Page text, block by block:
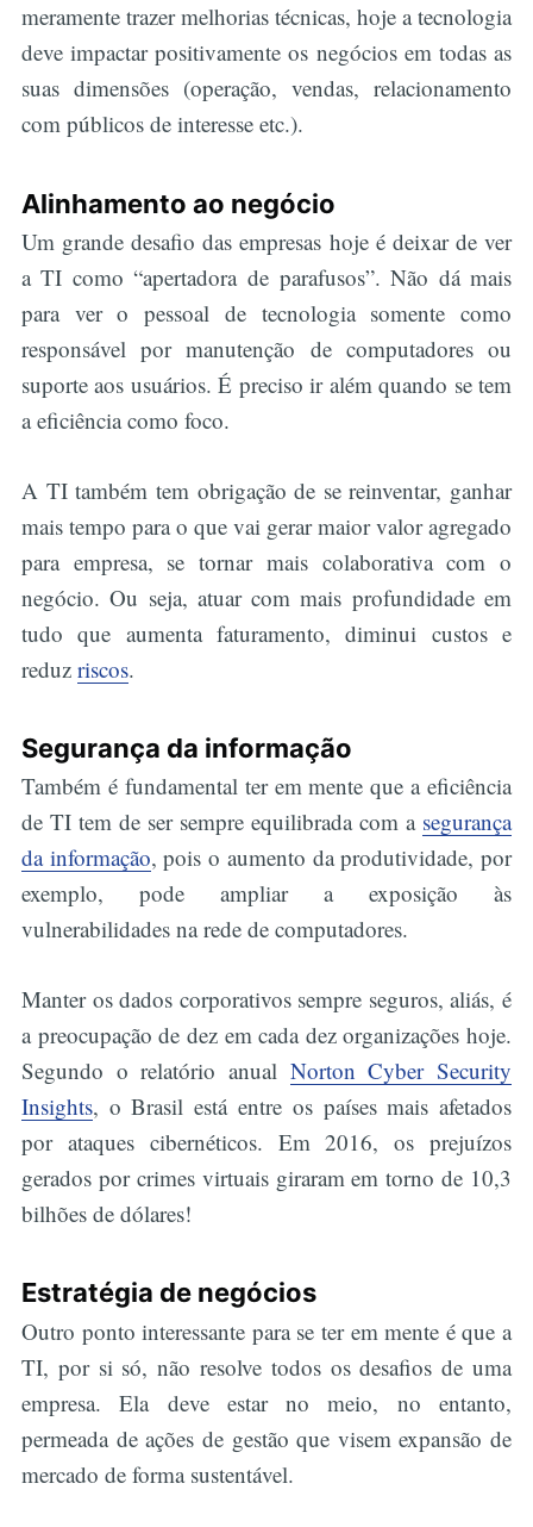
meramente trazer melhorias técnicas, hoje a tecnologia
deve impactar positivamente os negócios em todas as
suas dimensões (operação, vendas, relacionamento
com públicos de interesse etc.).
Alinhamento ao negócio
Um grande desafio das empresas hoje é deixar de ver
a TI como “apertadora de parafusos”. Não dá mais
para ver o pessoal de tecnologia somente como
responsável por manutenção de computadores ou
suporte aos usuários. É preciso ir além quando se tem
a eficiência como foco.
A TI também tem obrigação de se reinventar, ganhar
mais tempo para o que vai gerar maior valor agregado
para empresa, se tornar mais colaborativa com o
negócio. Ou seja, atuar com mais profundidade em
tudo que aumenta faturamento, diminui custos e
reduz riscos.
Segurança da informação
Também é fundamental ter em mente que a eficiência
de TI tem de ser sempre equilibrada com a segurança
da informação, pois o aumento da produtividade, por
exemplo, pode ampliar a exposição às
vulnerabilidades na rede de computadores.
Manter os dados corporativos sempre seguros, aliás, é
a preocupação de dez em cada dez organizações hoje.
Segundo o relatório anual Norton Cyber Security
Insights, o Brasil está entre os países mais afetados
por ataques cibernéticos. Em 2016, os prejuízos
gerados por crimes virtuais giraram em torno de 10,3
bilhões de dólares!
Estratégia de negócios
Outro ponto interessante para se ter em mente é que a
TI, por si só, não resolve todos os desafios de uma
empresa. Ela deve estar no meio, no entanto,
permeada de ações de gestão que visem expansão de
mercado de forma sustentável.